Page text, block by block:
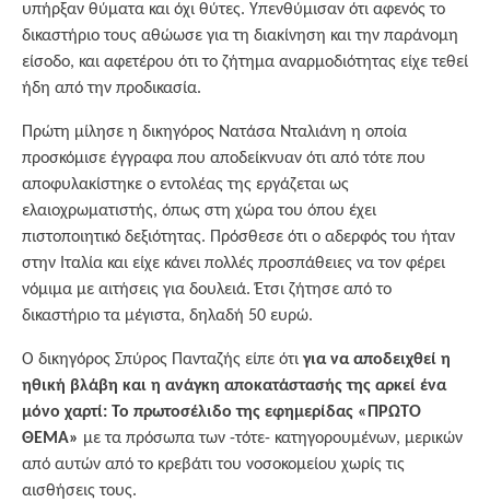
υπήρξαν θύματα και όχι θύτες. Υπενθύμισαν ότι αφενός το
δικαστήριο τους αθώωσε για τη διακίνηση και την παράνομη
είσοδο, και αφετέρου ότι το ζήτημα αναρμοδιότητας είχε τεθεί
ήδη από την προδικασία.
Πρώτη μίλησε η δικηγόρος Νατάσα Νταλιάνη η οποία
προσκόμισε έγγραφα που αποδείκνυαν ότι από τότε που
αποφυλακίστηκε ο εντολέας της εργάζεται ως
ελαιοχρωματιστής, όπως στη χώρα του όπου έχει
πιστοποιητικό δεξιότητας. Πρόσθεσε ότι ο αδερφός του ήταν
στην Ιταλία και είχε κάνει πολλές προσπάθειες να τον φέρει
νόμιμα με αιτήσεις για δουλειά. Έτσι ζήτησε από το
δικαστήριο τα μέγιστα, δηλαδή 50 ευρώ.
Ο δικηγόρος Σπύρος Πανταζής είπε ότι για να αποδειχθεί η
ηθική βλάβη και η ανάγκη αποκατάστασής της αρκεί ένα
μόνο χαρτί: Το πρωτοσέλιδο της εφημερίδας «ΠΡΩΤΟ
ΘΕΜΑ» με τα πρόσωπα των -τότε- κατηγορουμένων, μερικών
από αυτών από το κρεβάτι του νοσοκομείου χωρίς τις
αισθήσεις τους.